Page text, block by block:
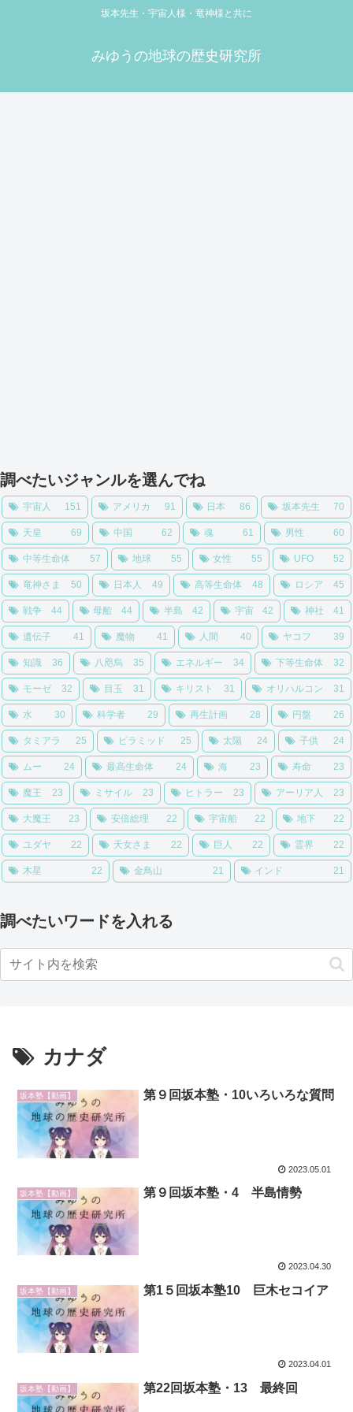
坂本先生・宇宙人様・竜神様と共に
みゆうの地球の歴史研究所
調べたいジャンルを選んでね
宇宙人 151 アメリカ 91 日本 86 坂本先生 70
天皇 69 中国 62 魂 61 男性 60
中等生命体 57 地球 55 女性 55 UFO 52
竜神さま 50 日本人 49 高等生命体 48 ロシア 45
戦争 44 母船 44 半島 42 宇宙 42 神社 41
遺伝子 41 魔物 41 人間 40 ヤコフ 39
知識 36 八咫烏 35 エネルギー 34 下等生命体 32
モーゼ 32 目玉 31 キリスト 31 オリハルコン 31
水 30 科学者 29 再生計画 28 円盤 26
タミアラ 25 ピラミッド 25 太陽 24 子供 24
ムー 24 最高生命体 24 海 23 寿命 23
魔王 23 ミサイル 23 ヒトラー 23 アーリア人 23
大魔王 23 安倍総理 22 宇宙船 22 地下 22
ユダヤ 22 天女さま 22 巨人 22 霊界 22
木星 22 金鳥山 21 インド 21
調べたいワードを入れる
カナダ
坂本塾【動画】 第９回坂本塾・10いろいろな質問
2023.05.01
坂本塾【動画】 第９回坂本塾・4 半島情勢
2023.04.30
坂本塾【動画】 第1５回坂本塾10 巨木セコイア
2023.04.01
坂本塾【動画】 第22回坂本塾・13 最終回